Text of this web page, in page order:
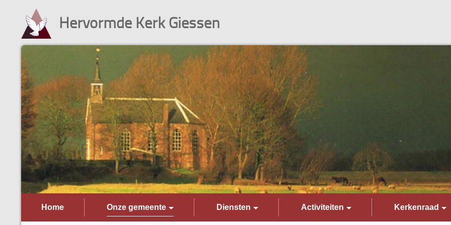
Hervormde Kerk Giessen
Home Onze gemeente Diensten Activiteiten Kerkenraad